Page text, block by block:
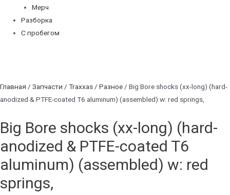
Мерч
Разборка
С пробегом
Главная / Запчасти / Traxxas / Разное / Big Bore shocks (xx-long) (hard-
anodized & PTFE-coated T6 aluminum) (assembled) w: red springs,
Big Bore shocks (xx-long) (hard-
anodized & PTFE-coated T6
aluminum) (assembled) w: red
springs,